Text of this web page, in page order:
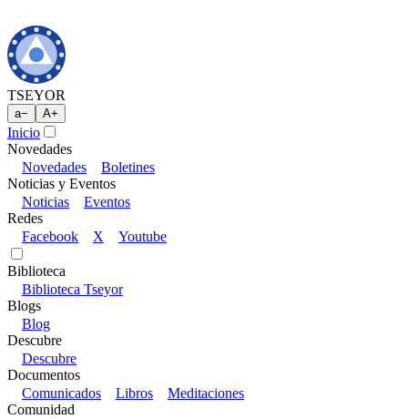
TSEYOR
a− A+
Inicio
Novedades
Novedades
Boletines
Noticias y Eventos
Noticias
Eventos
Redes
Facebook
X Youtube
Biblioteca
Biblioteca Tseyor
Blogs
Blog
Descubre
Descubre
Documentos
Comunicados
Libros
Meditaciones
Comunidad